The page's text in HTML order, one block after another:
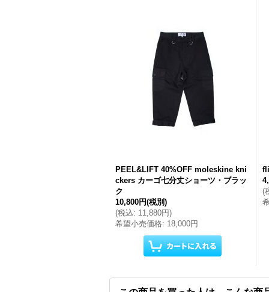
PEEL&LIFT 40%OFF moleskine kni
ckers カーゴ七分丈ショーツ・ブラッ
ク
10,800円(税別)
(税込: 11,880円)
希望小売価格: 18,000円
(